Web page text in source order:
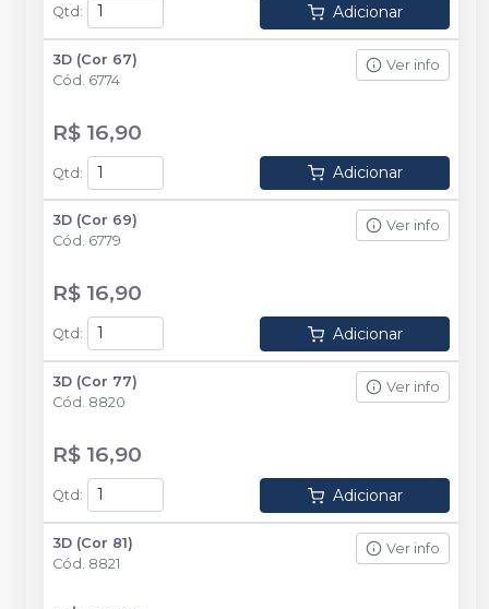
Qtd : Adicionar
3D (Cor 67)
Cód. 6774
Ver info
R$ 16,90
Qtd: Adicionar
3D (Cor 69)
Cód. 6779
Ver info
R$ 16,90
Qtd : Adicionar
3D (Cor 77)
Cód. 8820
Ver info
R$ 16,90
Qtd : Adicionar
3D (Cor 81)
Cód. 8821
Ver info